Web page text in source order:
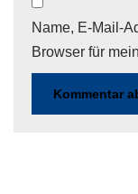
Name, E-Mail-
Browser für